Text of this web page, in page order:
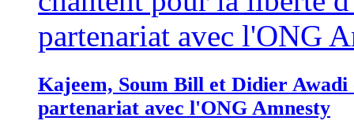
Kajeem, Soum Bill et Didier
partenariat avec l'ONG Amnesty